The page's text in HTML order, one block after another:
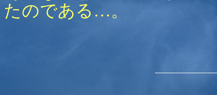
たのである…。